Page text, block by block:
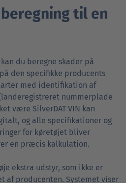
til en
du beregne skader på
den specifikke producents
med identifikation af
nummerplade
være SilverDAT VIN kan
og alle specifikationer og
for køretøjet bliver
en præcis kalkulation.
ekstra udstyr, som ikke er
af producenten. Systemet viser